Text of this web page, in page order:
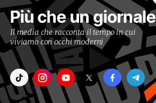
Più che un giornale
Il media che racconta il tempo in cui
viviamo con occhi moderni